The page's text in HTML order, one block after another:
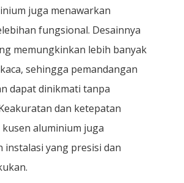
juga menawarkan
fungsional. Desainnya
memungkinkan lebih banyak
sehingga pemandangan
dapat dinikmati tanpa
dan ketepatan
aluminium juga
instalasi yang presisi dan